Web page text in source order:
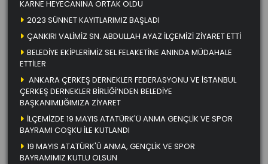
KARNE HEYECANINA ORTAK OLDU
2023 SÜNNET KAYITLARIMIZ BAŞLADI
ÇANKIRI VALİMİZ SN. ABDULLAH AYAZ İLÇEMİZİ ZİYARET ETTİ
BELEDİYE EKİPLERİMİZ SEL FELAKETİNE ANINDA MÜDAHALE
ETTİLER
ANKARA ÇERKEŞ DERNEKLER FEDERASYONU VE İSTANBUL
ÇERKEŞ DERNEKLER BİRLİĞİ’NDEN BELEDİYE
BAŞKANIMLIĞIMIZA ZİYARET
İLÇEMİZDE 19 MAYIS ATATÜRK'Ü ANMA GENÇLİK VE SPOR
BAYRAMI COŞKU İLE KUTLANDI
19 MAYIS ATATÜRK'Ü ANMA, GENÇLİK VE SPOR
BAYRAMIMIZ KUTLU OLSUN